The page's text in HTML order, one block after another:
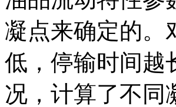
凝点来确定的。
低， 停输时间越
况，计算了不同